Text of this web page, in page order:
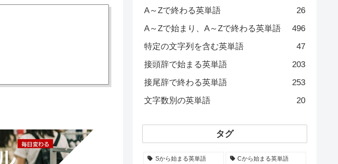
A～Zで終わる英単語
26
A～Zで始まり、A～Zで終わる英単語
496
特定の文字列を含む英単語
47
接頭辞で始まる英単語
203
接尾辞で終わる英単語
253
文字数別の英単語
20
タグ
Sから始まる英単語 Cから始まる英単語